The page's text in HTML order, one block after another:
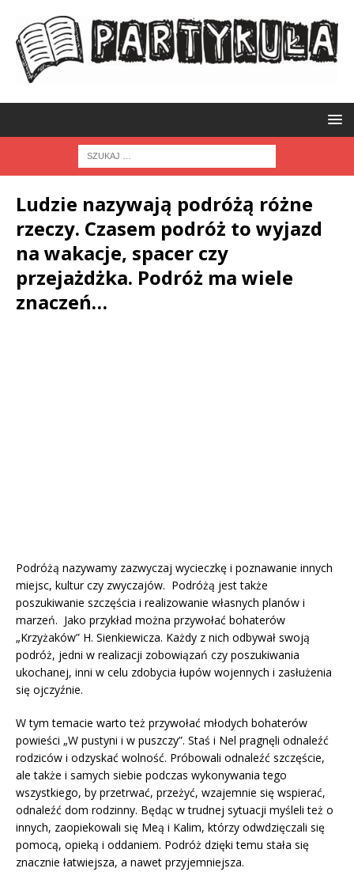
Ludzie nazywają podróżą różne
rzeczy. Czasem podróż to wyjazd
na wakacje, spacer czy
przejażdżka. Podróż ma wiele
znaczeń…
Podróżą nazywamy zazwyczaj wycieczkę i poznawanie innych
miejsc, kultur czy zwyczajów. Podróżą jest także
poszukiwanie szczęścia i realizowanie własnych planów i
marzeń. Jako przykład można przywołać bohaterów
„Krzyżaków” H. Sienkiewicza. Każdy z nich odbywał swoją
podróż, jedni w realizacji zobowiązań czy poszukiwania
ukochanej, inni w celu zdobycia łupów wojennych i zasłużenia
się ojczyźnie.
W tym temacie warto też przywołać młodych bohaterów
powieści „W pustyni i w puszczy”. Staś i Nel pragnęli odnaleźć
rodziców i odzyskać wolność. Próbowali odnaleźć szczęście,
ale także i samych siebie podczas wykonywania tego
wszystkiego, by przetrwać, przeżyć, wzajemnie się wspierać,
odnaleźć dom rodzinny. Będąc w trudnej sytuacji myśleli też o
innych, zaopiekowali się Meą i Kalim, którzy odwdzięczali się
pomocą, opieką i oddaniem. Podróż dzięki temu stała się
znacznie łatwiejsza, a nawet przyjemniejsza.